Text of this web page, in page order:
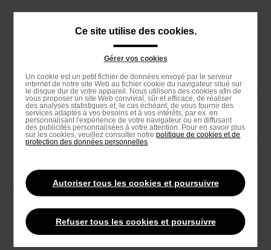
recherche
Proposé par
are
here
LA CANTINE BY ELIOR NOS RESTAURANTS
Que pensent vos enfants de la
cantine scolaire ?
Ce site utilise des cookies.
Gérer vos cookies
Un cookie est un petit fichier de données envoyé par le serveur
internet de notre site Web au fichier cookie du navigateur situé sur
le disque dur de votre appareil. Nous utilisons des cookies afin de
vous proposer un site Web convivial, sûr et efficace, de réaliser
des analyses statistiques et, le cas échéant, de vous fournir des
services adaptés à vos besoins et à vos intérêts, par ex. en
personnalisant l'expérience de votre navigateur ou en diffusant
des publicités personnalisées à votre attention. Pour en savoir plus
sur les cookies, veuillez consulter notrepolitique de cookies et de
protection des données personnelles.
Autoriser tous les cookies et poursuivre
Refuser tous les cookies et poursuivre